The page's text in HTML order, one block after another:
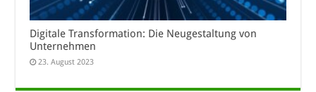
Digitale Transformation: Die Neugestaltung von
Unternehmen
23. August 2023